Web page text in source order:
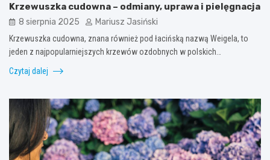
Krzewuszka cudowna – odmiany, uprawa i pielęgnacja
8 sierpnia 2025 Mariusz Jasiński
Krzewuszka cudowna, znana również pod łacińską nazwą Weigela, to
jeden z najpopularniejszych krzewów ozdobnych w polskich…
Czytaj dalej